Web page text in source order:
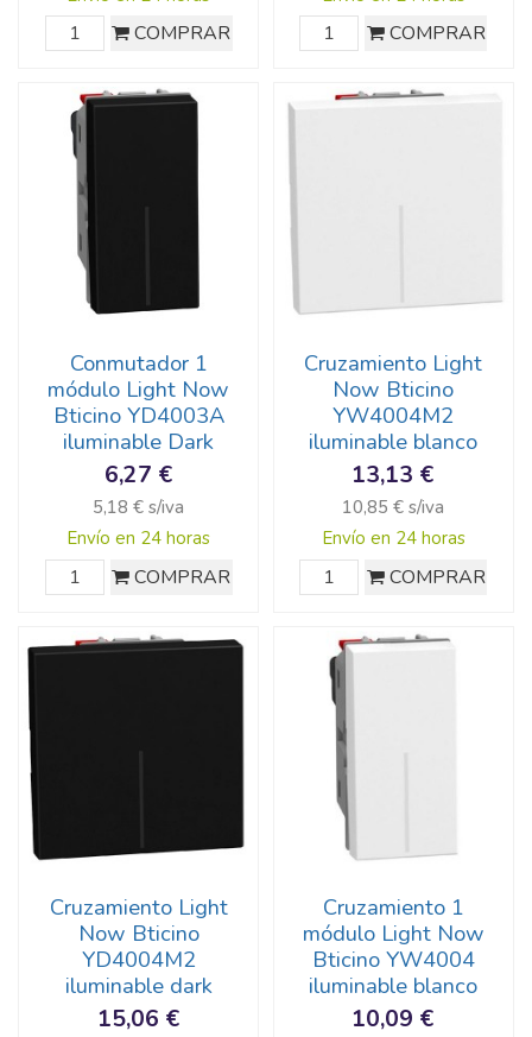
COMPRAR COMPRAR
Conmutador 1
módulo Light Now
Bticino YD4003A
iluminable Dark
6,27 €
5,18 € s/iva
Envío en 24 horas
COMPRAR
Cruzamiento Light
Now Bticino
YW4004M2
iluminable blanco
13,13 €
10,85 € s/iva
Envío en 24 horas
COMPRAR
Cruzamiento Light
Now Bticino
YD4004M2
iluminable dark
15,06 €
Cruzamiento 1
módulo Light Now
Bticino YW4004
iluminable blanco
10,09 €